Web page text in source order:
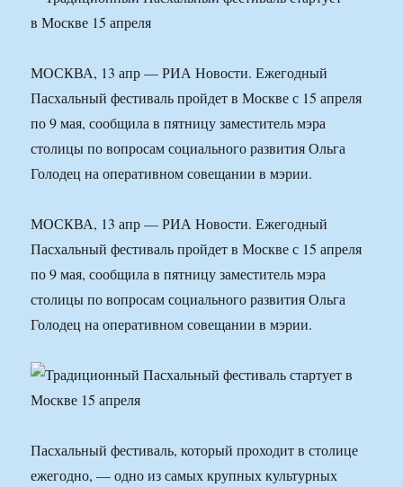
МОСКВА, 13 апр — РИА Новости. Ежегодный
Пасхальный фестиваль пройдет в Москве с 15 апреля
по 9 мая, сообщила в пятницу заместитель мэра
столицы по вопросам социального развития Ольга
Голодец на оперативном совещании в мэрии.
МОСКВА, 13 апр — РИА Новости. Ежегодный
Пасхальный фестиваль пройдет в Москве с 15 апреля
по 9 мая, сообщила в пятницу заместитель мэра
столицы по вопросам социального развития Ольга
Голодец на оперативном совещании в мэрии.
Пасхальный фестиваль, который проходит в столице
ежегодно, — одно из самых крупных культурных